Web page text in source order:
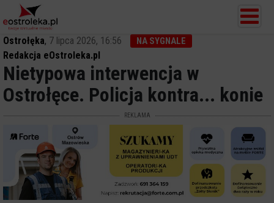
Ostrołęka, 7 lipca 2026, 16:56 NA SYGNALE
Redakcja eOstroleka.pl
Nietypowa interwencja w
Ostrołęce. Policja kontra... konie
REKLAMA